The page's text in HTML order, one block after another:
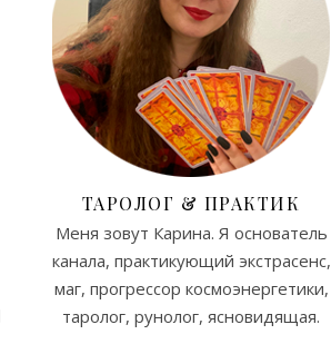
ТАРОЛОГ & ПРАКТИК
Меня зовут Карина. Я основатель
канала, практикующий экстрасенс,
маг, прогрессор космоэнергетики,
таролог, рунолог, ясновидящая.